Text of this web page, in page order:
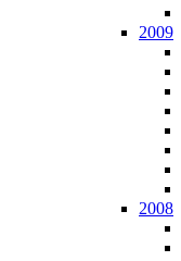
2009
2008